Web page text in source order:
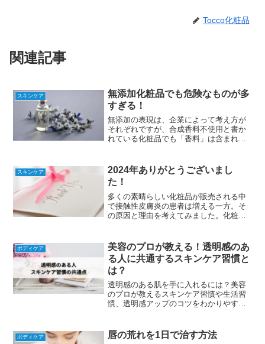
Tocco化粧品
関連記事
スキンケア
無添加化粧品でも危険なものが多
すぎる！
無添加の表現は、企業によって考え方が
それぞれですが、合成香料不使用と書か
れている化粧品でも「香料」は含まれて
っているか、消費者である私達は知るこ
とができません。
スキンケア
2024年ありがとうございまし
た！
多くの素晴らしい化粧品が販売される中
で接触性皮膚炎の患者は増える一方。そ
の原因と理由を考えてみました。化粧品
したので多くの方に知っていただいて、
肌のことを考えて化粧品を本質から選べ
るようになって頂ければ嬉しく思いま
す。
ボディケア
美容のプロが教える！透明感のあ
る人に共通するスキンケア習慣と
は？
透明感のある肌を手に入れるには？美容
のプロが教えるスキンケア習慣や生活習
慣、透明感アップのコツをわかりやすく
ボディケア 唇の荒れを1日で治す方法